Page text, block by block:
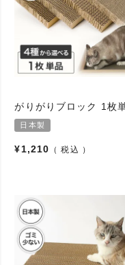
がりがりブロック 1枚
日本製
¥1,210 税込